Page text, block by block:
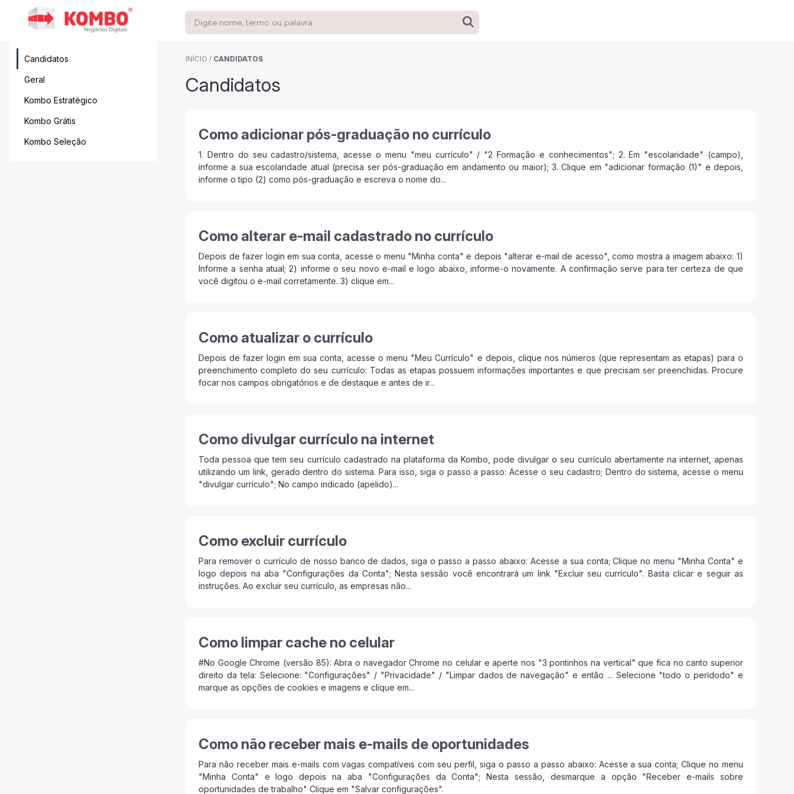
Candidatos
Geral
Kombo Estratégico
Kombo Grátis
Kombo Seleção
INÍCIO / CANDIDATOS
Candidatos
Como adicionar pós-graduação no currículo
1. Dentro do seu cadastro/sistema, acesse o menu "meu currículo" / "2 Formação e conhecimentos"; 2. Em "escolaridade" (campo),
informe a sua escolaridade atual (precisa ser pós-graduação em andamento ou maior); 3. Clique em "adicionar formação (1)" e depois,
informe o tipo (2) como pós-graduação e escreva o nome do...
Como alterar e-mail cadastrado no currículo
Depois de fazer login em sua conta, acesse o menu "Minha conta" e depois "alterar e-mail de acesso", como mostra a imagem abaixo: 1)
Informe a senha atual; 2) informe o seu novo e-mail e logo abaixo, informe-o novamente. A confirmação serve para ter certeza de que
você digitou o e-mail corretamente. 3) clique em...
Como atualizar o currículo
Depois de fazer login em sua conta, acesse o menu "Meu Currículo" e depois, clique nos números (que representam as etapas) para o
preenchimento completo do seu currículo: Todas as etapas possuem informações importantes e que precisam ser preenchidas. Procure
focar nos campos obrigatórios e de destaque e antes de ir...
Como divulgar currículo na internet
Toda pessoa que tem seu currículo cadastrado na plataforma da Kombo, pode divulgar o seu currículo abertamente na internet, apenas
utilizando um link, gerado dentro do sistema. Para isso, siga o passo a passo: Acesse o seu cadastro; Dentro do sistema, acesse o menu
"divulgar currículo"; No campo indicado (apelido)...
Como excluir currículo
Para remover o currículo de nosso banco de dados, siga o passo a passo abaixo: Acesse a sua conta; Clique no menu "Minha Conta" e
logo depois na aba "Configurações da Conta"; Nesta sessão você encontrará um link "Excluir seu currículo". Basta clicar e seguir as
instruções. Ao excluir seu currículo, as empresas não...
Como limpar cache no celular
#No Google Chrome (versão 85): Abra o navegador Chrome no celular e aperte nos "3 pontinhos na vertical" que fica no canto superior
direito da tela: Selecione: "Configurações" / "Privacidade" / "Limpar dados de navegação" e então ... Selecione "todo o perídodo" e
marque as opções de cookies e imagens e clique em...
Como não receber mais e-mails de oportunidades
Para não receber mais e-mails com vagas compatíveis com seu perfil, siga o passo a passo abaixo: Acesse a sua conta; Clique no menu
"Minha Conta" e logo depois na aba "Configurações da Conta"; Nesta sessão, desmarque a opção "Receber e-mails sobre
oportunidades de trabalho" Clique em "Salvar configurações".